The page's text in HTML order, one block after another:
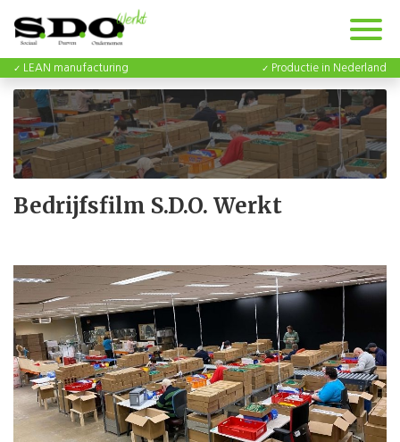
LEAN manufacturing Productie in Nederland
Bedrijfsfilm S.D.O. Werkt